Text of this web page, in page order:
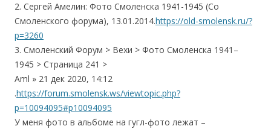
2. Сергей Амелин: Фото Смоленска 1941-1945 (Со
Смоленского форума), 13.01.2014.https://old-smolensk.ru/?
p=3260
3. Смоленский Форум > Вехи > Фото Смоленска 1941–
1945 > Страница 241 >
Aml » 21 дек 2020, 14:12
.https://forum.smolensk.ws/viewtopic.php?
p=10094095#p10094095
У меня фото в альбоме на гугл-фото лежат –